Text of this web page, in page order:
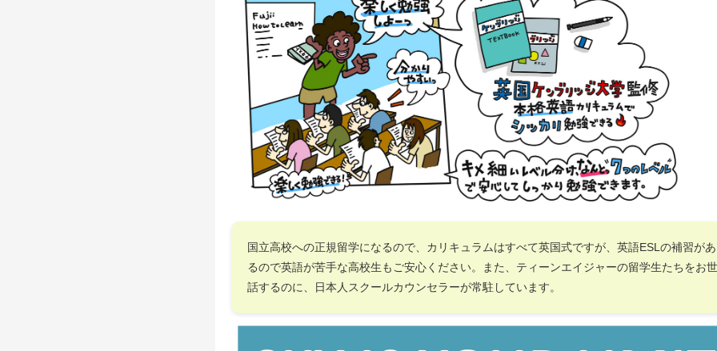
国立高校への正規留学になるので、カリキュラムはすべて英国式ですが、英語ESLの補習があ
るので英語が苦手な高校生もご安心ください。また、ティーンエイジャーの留学生たちをお世
話するのに、日本人スクールカウンセラーが常駐しています。